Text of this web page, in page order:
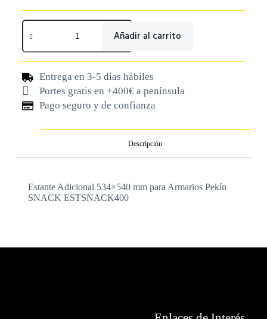
Añadir al carrito
Entrega en 3-5 días hábiles
Portes gratis en +400€ a península
Pago seguro y de confianza
Descripción
Estante Adicional 534×540 mm para Armarios Pekín
SNACK ESTSNACK400